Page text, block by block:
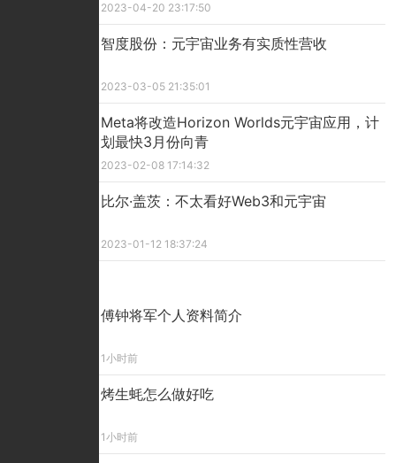
2023-04-20 23:17:50
智度股份：元宇宙业务有实质性营收
2023-03-05 21:35:01
​Meta将改造Horizon Worlds元宇宙应用，计
划最快3月份向青
2023-02-08 17:14:32
比尔·盖茨：不太看好Web3和元宇宙
2023-01-12 18:37:24
傅钟将军个人资料简介
1小时前
烤生蚝怎么做好吃
1小时前